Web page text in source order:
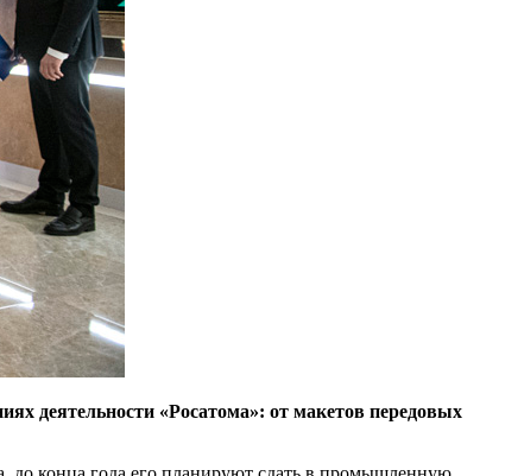
деятельности «Росатома»: от макетов передовых